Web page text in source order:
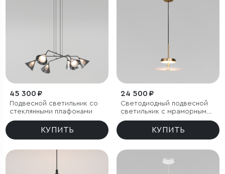
45 300 ₽
Подвесной светильник со
стеклянными плафонами
КУПИТЬ
24 500 ₽
Светодиодный подвесной
светильник с мраморным
рассеивателем
КУПИТЬ